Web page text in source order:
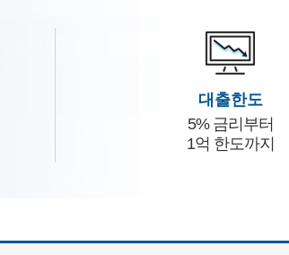
대출한도
5% 금리부터
1억 한도까지